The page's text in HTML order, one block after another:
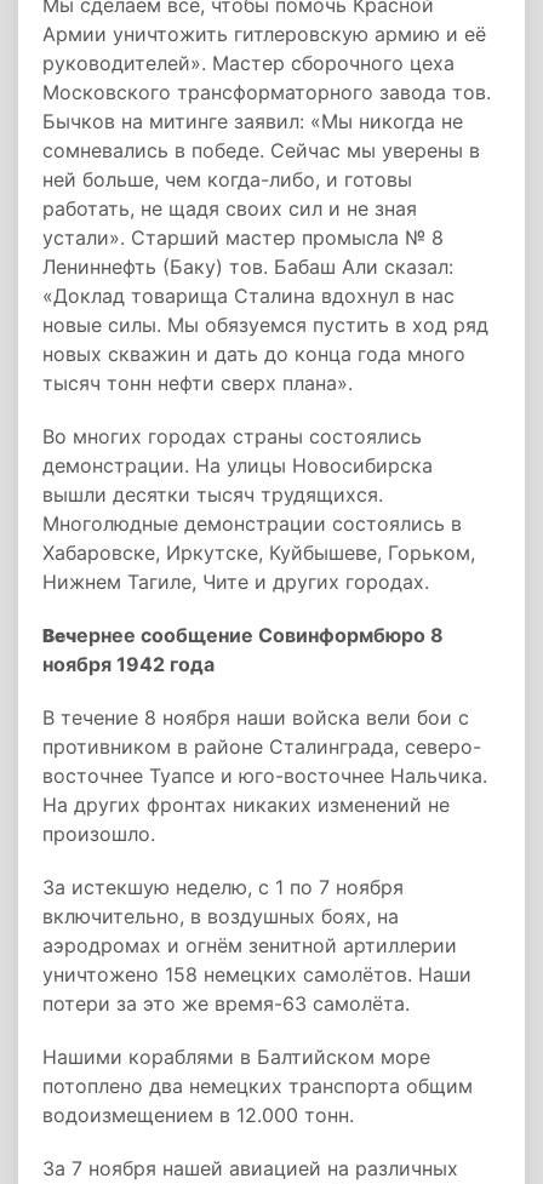
Мы сделаем всё, чтобы помочь Красной
Армии уничтожить гитлеровскую армию и её
руководителей». Мастер сборочного цеха
Московского трансформаторного завода тов.
Бычков на митинге заявил: «Мы никогда не
сомневались в победе. Сейчас мы уверены в
ней больше, чем когда-либо, и готовы
работать, не щадя своих сил и не зная
устали». Старший мастер промысла № 8
Лениннефть (Баку) тов. Бабаш Али сказал:
«Доклад товарища Сталина вдохнул в нас
новые силы. Мы обязуемся пустить в ход ряд
новых скважин и дать до конца года много
тысяч тонн нефти сверх плана».
Во многих городах страны состоялись
демонстрации. На улицы Новосибирска
вышли десятки тысяч трудящихся.
Многолюдные демонстрации состоялись в
Хабаровске, Иркутске, Куйбышеве, Горьком,
Нижнем Тагиле, Чите и других городах.
Вечернее сообщение Совинформбюро 8
ноября 1942 года
В течение 8 ноября наши войска вели бои с
противником в районе Сталинграда, северо-
восточнее Туапсе и юго-восточнее Нальчика.
На других фронтах никаких изменений не
произошло.
За истекшую неделю, с 1 по 7 ноября
включительно, в воздушных боях, на
аэродромах и огнём зенитной артиллерии
уничтожено 158 немецких самолётов. Наши
потери за это же время-63 самолёта.
Нашими кораблями в Балтийском море
потоплено два немецких транспорта общим
водоизмещением в 12.000 тонн.
За 7 ноября нашей авиацией на различных